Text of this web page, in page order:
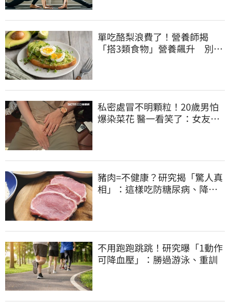
單吃酪梨浪費了！營養師揭
「搭3類食物」營養飆升 別再
私密處冒不明顆粒！20歲男怕
爆染菜花 醫一看笑了：女友常
豬肉=不健康？研究揭「驚人真
相」：這樣吃防糖尿病、降膽
不用跑跑跳跳！研究曝「1動作
可降血壓」：勝過游泳、重訓